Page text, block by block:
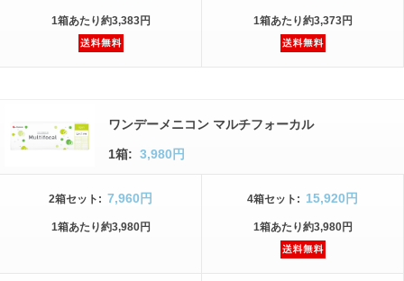
1箱あたり約3,383円 1箱あたり約3,373円
ワンデーメニコン マルチフォーカル
1箱: 3,980円
2箱セット : 7,960円
1箱あたり約3,980円
4箱セット : 15,920円
1箱あたり約3,980円